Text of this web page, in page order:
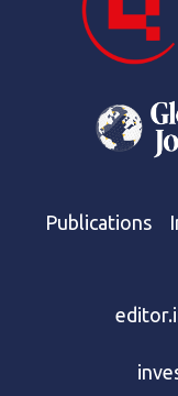
Publications